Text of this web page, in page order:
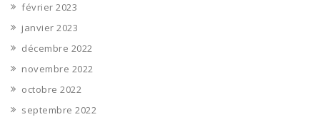
février 2023
janvier 2023
décembre 2022
novembre 2022
octobre 2022
septembre 2022